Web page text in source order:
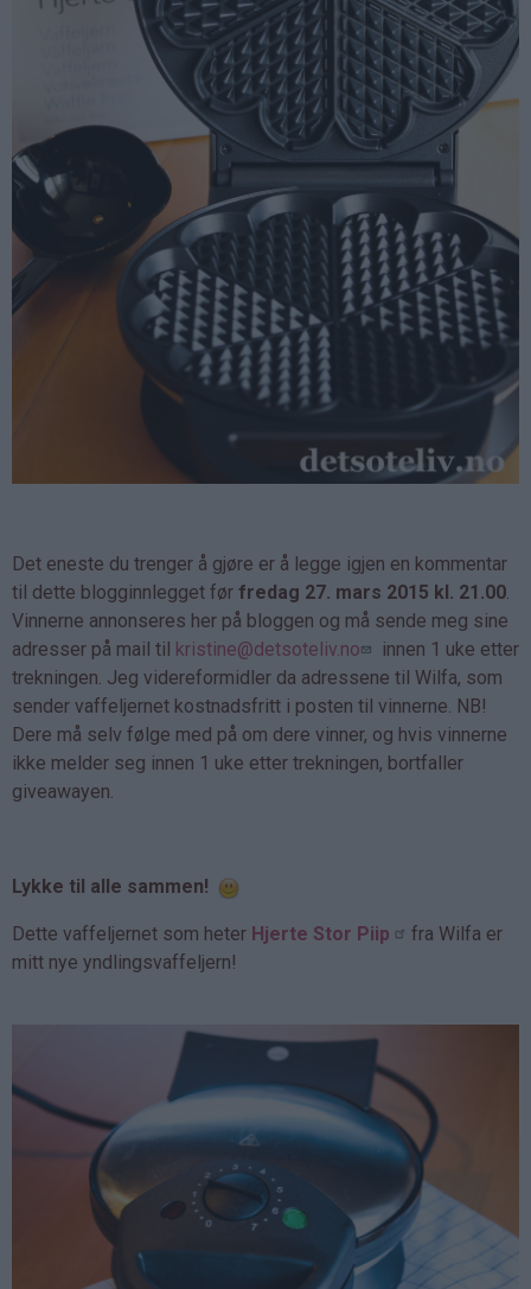
Det eneste du trenger å gjøre er å legge igjen en kommentar
til dette blogginnlegget før fredag 27. mars 2015 kl. 21.00.
Vinnerne annonseres her på bloggen og må sende meg sine
adresser på mail til kristine@detsoteliv.no
innen 1 uke etter
trekningen. Jeg videreformidler da adressene til Wilfa, som
sender vaffeljernet kostnadsfritt i posten til vinnerne. NB!
Dere må selv følge med på om dere vinner, og hvis vinnerne
ikke melder seg innen 1 uke etter trekningen, bortfaller
giveawayen.
Lykke til alle sammen!
Dette vaffeljernet som heter Hjerte Stor Piip
fra Wilfa er
mitt nye yndlingsvaffeljern!